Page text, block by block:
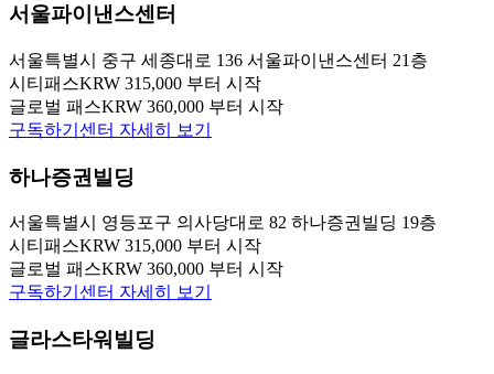
서울파이낸스센터
서울특별시 중구 세종대로 136 서울파이낸스센터 21층
시티패스KRW 315,000 부터 시작
글로벌 패스KRW 360,000 부터 시작
구독하기 센터 자세히 보기
하나증권빌딩
서울특별시 영등포구 의사당대로 82 하나증권빌딩 19층
시티패스KRW 315,000 부터 시작
글로벌 패스KRW 360,000 부터 시작
구독하기 센터 자세히 보기
글라스타워빌딩